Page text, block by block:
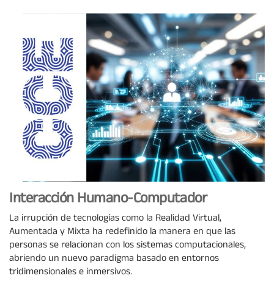
Interacción Humano-Computador
La irrupción de tecnologías como la Realidad Virtual,
Aumentada y Mixta ha redefinido la manera en que las
personas se relacionan con los sistemas computacionales,
abriendo un nuevo paradigma basado en entornos
tridimensionales e inmersivos.